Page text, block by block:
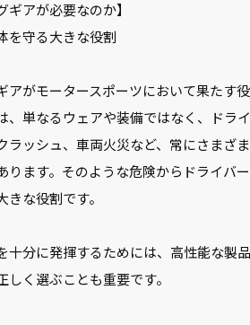
ギアが必要なのか】
を守る大きな役割
がモータースポーツにおいて果たす役
単なるウェアや装備ではなく、ドラ
ラッシュ、車両火災など、常にさまざ
ります。そのような危険からドライバ
きな役割です。
分に発揮するためには、高性能な製
しく選ぶことも重要です。